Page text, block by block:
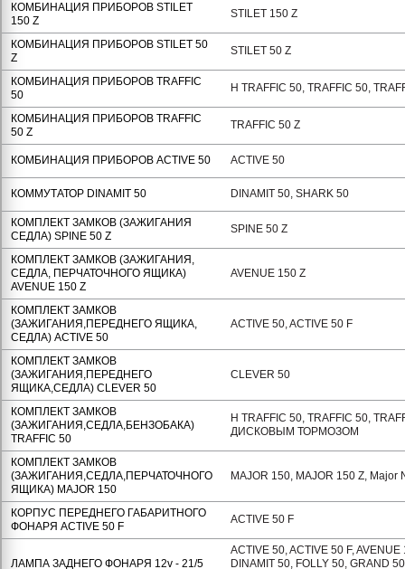
КОМБИНАЦИЯ ПРИБОРОВ STILET
150 Z
STILET 150 Z
КОМБИНАЦИЯ ПРИБОРОВ STILET 50
Z
STILET 50 Z
КОМБИНАЦИЯ ПРИБОРОВ TRAFFIC
50
H TRAFFIC 50, TRAFFIC 50,
КОМБИНАЦИЯ ПРИБОРОВ TRAFFIC
50 Z
TRAFFIC 50 Z
КОМБИНАЦИЯ ПРИБОРОВ АCTIVE 50 ACTIVE 50
КОММУТАТОР DINAMIT 50 DINAMIT 50, SHARK 50
КОМПЛЕКТ ЗАМКОВ (ЗАЖИГАНИЯ
СЕДЛА) SPINE 50 Z
SPINE 50 Z
КОМПЛЕКТ ЗАМКОВ (ЗАЖИГАНИЯ,
СЕДЛА, ПЕРЧАТОЧНОГО ЯЩИКА)
AVENUE 150 Z
AVENUE 150 Z
КОМПЛЕКТ ЗАМКОВ
(ЗАЖИГАНИЯ,ПЕРЕДНЕГО ЯЩИКА,
СЕДЛА) АCTIVE 50
ACTIVE 50, ACTIVE 50 F
КОМПЛЕКТ ЗАМКОВ
(ЗАЖИГАНИЯ,ПЕРЕДНЕГО
ЯЩИКА,СЕДЛА) CLEVER 50
CLEVER 50
КОМПЛЕКТ ЗАМКОВ
(ЗАЖИГАНИЯ,СЕДЛА,БЕНЗОБАКА)
TRAFFIC 50
H TRAFFIC 50, TRAFFIC 50,
ДИСКОВЫМ ТОРМОЗОМ
КОМПЛЕКТ ЗАМКОВ
(ЗАЖИГАНИЯ,СЕДЛА,ПЕРЧАТОЧНОГО
ЯЩИКА) MAJOR 150
MAJOR 150, MAJOR 150 Z, Major
КОРПУС ПЕРЕДНЕГО ГАБАРИТНОГО
ФОНАРЯ ACTIVE 50 F
ACTIVE 50 F
ЛАМПА ЗАДНЕГО ФОНАРЯ 12v - 21/5
ACTIVE 50, ACTIVE 50 F,
DINAMIT 50, FOLLY 50, GRAND